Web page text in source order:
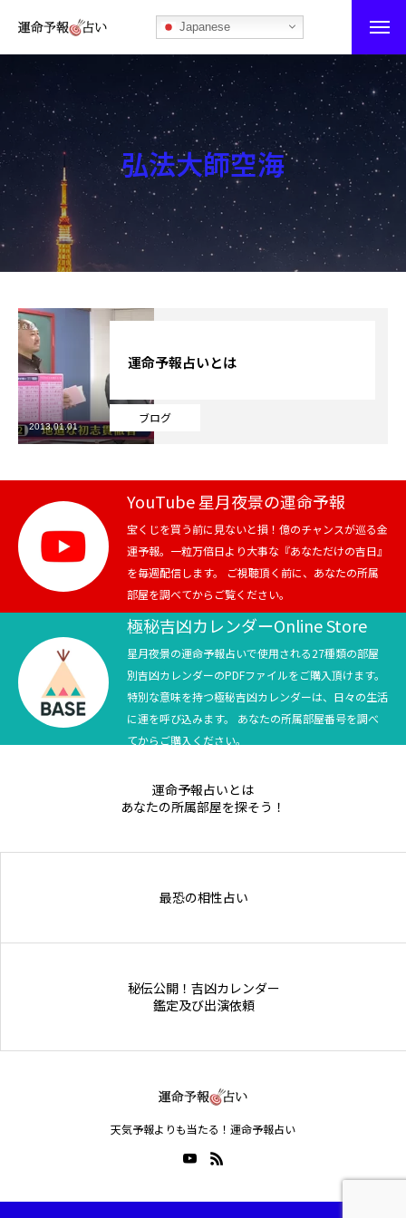
Japanese
運命予報占い
運命予報占いとは
あなたの所属部屋を探そう！
最恐の相性占い
秘伝公開！吉凶カレンダー
記事カテゴリー
ブログ
お知らせ
芸能界
テニス
スポーツ
競馬
テニス四大大会・五輪
テニス四大大会・五輪
弘法大師空海
ブログ
運命予報占いとは
2013.01.01
YouTube 星月夜景の運命予報
宝くじを買う前に見ないと損！億のチャンスが巡る金
運予報。一粒万倍日より大事な『あなただけの吉日』
を毎週配信します。 ご視聴頂く前に、あなたの所属
部屋を調べてからご覧ください。
極秘吉凶カレンダーOnline Store
星月夜景の運命予報占いで使用される27種類の部屋
別吉凶カレンダーのPDFファイルをご購入頂けます。
特別な意味を持つ極秘吉凶カレンダーは、日々の生活
に運を呼び込みます。 あなたの所属部屋番号を調べ
てからご購入ください。
運命予報占いとは
あなたの所属部屋を探そう！
最恐の相性占い
秘伝公開！吉凶カレンダー
鑑定及び出演依頼
天気予報よりも当たる！運命予報占い